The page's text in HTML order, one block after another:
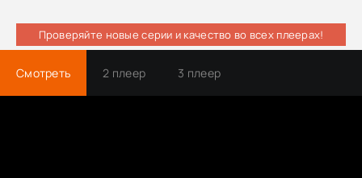
Проверяйте новые серии и качество во всех плеерах!
Смотреть 2 плеер 3 плеер